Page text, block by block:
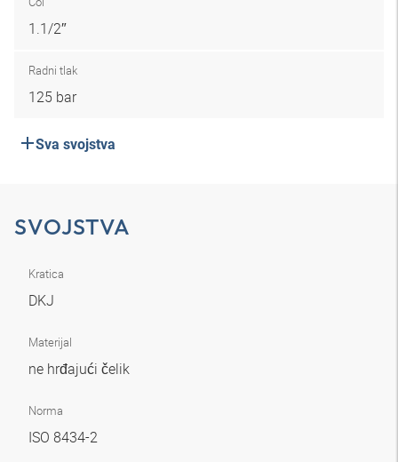
1.1/2″
Radni tlak
125 bar
Sva svojstva
SVOJSTVA
Kratica
DKJ
Materijal
ne hrđajući čelik
Norma
ISO 8434-2